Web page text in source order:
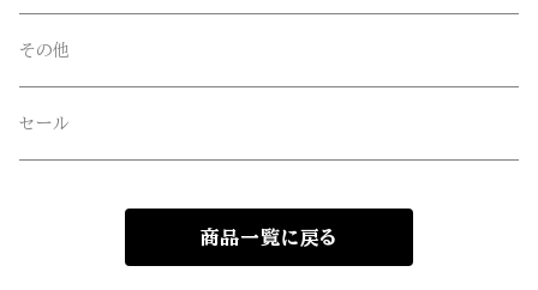
Four Seasons Garage(FSG)
freewaters(フリーウォータース)
GLOMA NAUTICA(グローマノーティカ)
その他
セール
商品一覧に戻る